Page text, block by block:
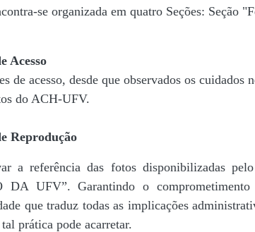
se organizada em quatro Seções: Seção
Acesso
de acesso, desde que observados os
do ACH-UFV.
Reprodução
a referência das fotos disponibilizadas
DA UFV”. Garantindo o
que traduz todas as implicações
prática pode acarretar.